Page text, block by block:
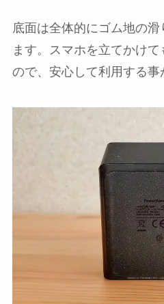
底面は全体的にゴム地の
ます。スマホを立てかけ
ので、安心して利用する事